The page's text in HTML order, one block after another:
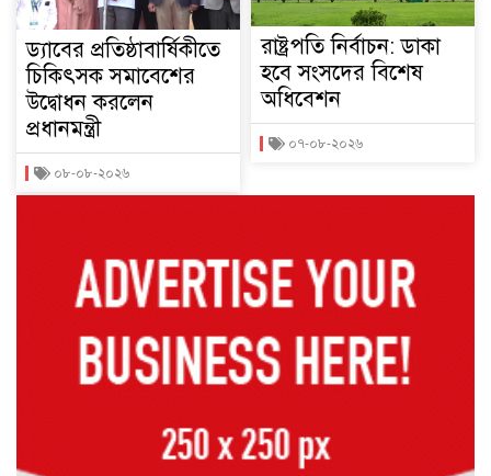
ড্যাবের প্রতিষ্ঠাবার্ষিকীতে
চিকিৎসক সমাবেশের
উদ্বোধন করলেন
প্রধানমন্ত্রী
০৮-০৮-২০২৬
রাষ্ট্রপতি নির্বাচন: ডাকা
হবে সংসদের বিশেষ
অধিবেশন
০৭-০৮-২০২৬